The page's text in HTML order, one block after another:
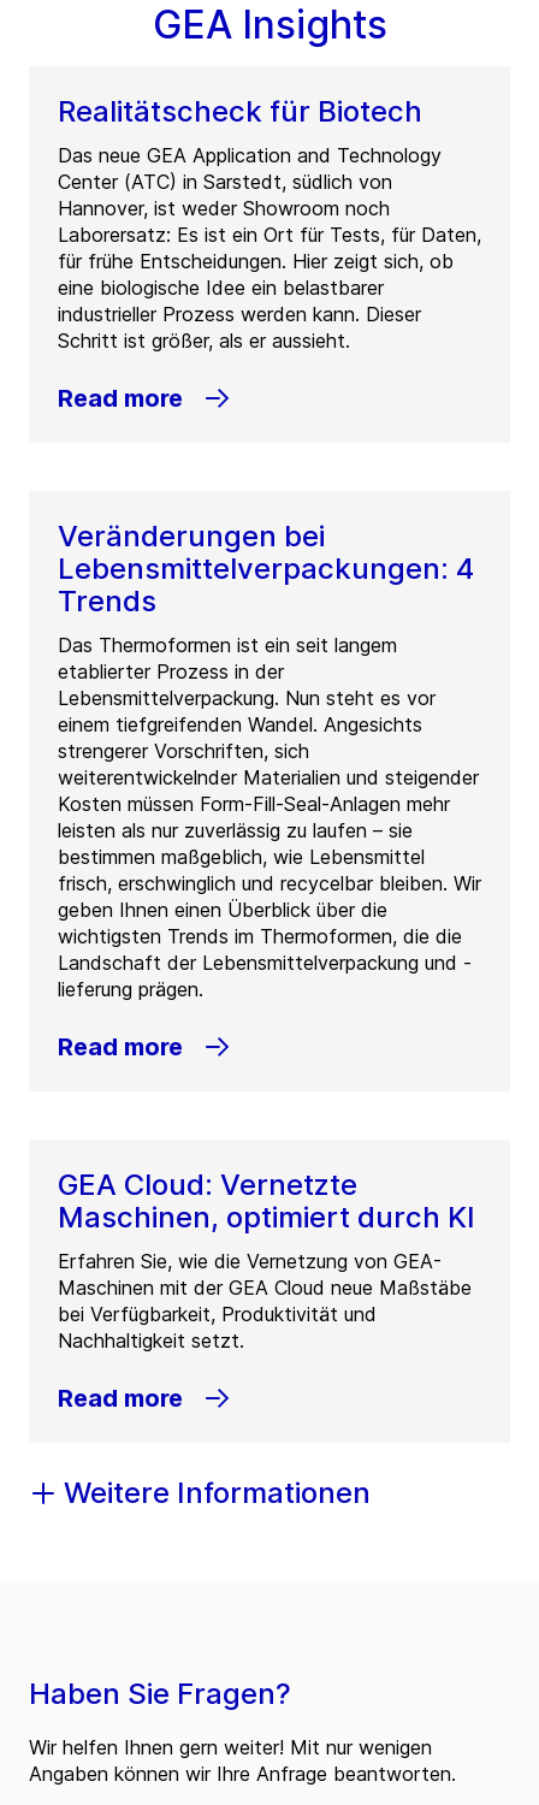
GEA Insights
Realitätscheck für Biotech
Das neue GEA Application and Technology
Center (ATC) in Sarstedt, südlich von
Hannover, ist weder Showroom noch
Laborersatz: Es ist ein Ort für Tests, für Daten,
für frühe Entscheidungen. Hier zeigt sich, ob
eine biologische Idee ein belastbarer
industrieller Prozess werden kann. Dieser
Schritt ist größer, als er aussieht.
Read more
Veränderungen bei
Lebensmittelverpackungen: 4
Trends
Das Thermoformen ist ein seit langem
etablierter Prozess in der
Lebensmittelverpackung. Nun steht es vor
einem tiefgreifenden Wandel. Angesichts
strengerer Vorschriften, sich
weiterentwickelnder Materialien und steigender
Kosten müssen Form-Fill-Seal-Anlagen mehr
leisten als nur zuverlässig zu laufen – sie
bestimmen maßgeblich, wie Lebensmittel
frisch, erschwinglich und recycelbar bleiben. Wir
geben Ihnen einen Überblick über die
wichtigsten Trends im Thermoformen, die die
Landschaft der Lebensmittelverpackung und -
lieferung prägen.
Read more
GEA Cloud: Vernetzte
Maschinen, optimiert durch KI
Erfahren Sie, wie die Vernetzung von GEA-
Maschinen mit der GEA Cloud neue Maßstäbe
bei Verfügbarkeit, Produktivität und
Nachhaltigkeit setzt.
Read more
Weitere Informationen
Haben Sie Fragen?
Wir helfen Ihnen gern weiter! Mit nur wenigen
Angaben können wir Ihre Anfrage beantworten.